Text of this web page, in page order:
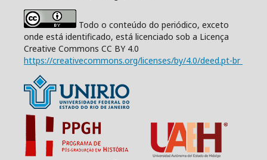
Todo o conteúdo do periódico, exceto
onde está identificado, está licenciado sob a Licença
Creative Commons CC BY 4.0
https://creativecommons.org/licenses/by/4.0/deed.pt-br